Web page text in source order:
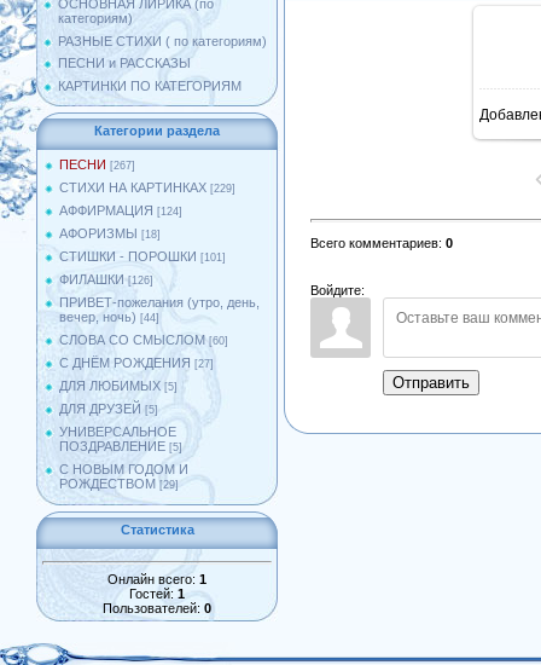
ОСНОВНАЯ ЛИРИКА (по
категориям)
РАЗНЫЕ СТИХИ ( по категориям)
ПЕСНИ и РАССКАЗЫ
КАРТИНКИ ПО КАТЕГОРИЯМ
Категории раздела
ПЕСНИ [267]
СТИХИ НА КАРТИНКАХ [229]
АФФИРМАЦИЯ [124]
АФОРИЗМЫ [18]
СТИШКИ - ПОРОШКИ [101]
ФИЛАШКИ [126]
ПРИВЕТ-пожелания (утро, день,
вечер, ночь) [44]
СЛОВА СО СМЫСЛОМ [60]
С ДНЁМ РОЖДЕНИЯ [27]
ДЛЯ ЛЮБИМЫХ [5]
ДЛЯ ДРУЗЕЙ [5]
УНИВЕРСАЛЬНОЕ
ПОЗДРАВЛЕНИЕ [5]
С НОВЫМ ГОДОМ И
РОЖДЕСТВОМ [29]
Статистика
Онлайн всего: 1
Гостей: 1
Пользователей: 0
Всего комментариев: 0
Войдите:
Отправить